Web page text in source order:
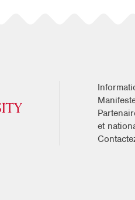
et